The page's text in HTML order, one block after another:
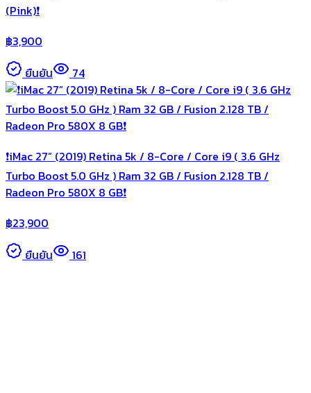
(Pink)❗️
฿3,900
ยืนยัน
74
❗️iMac 27” (2019) Retina 5k / 8-Core / Core i9 ( 3.6 GHz
Turbo Boost 5.0 GHz ) Ram 32 GB / Fusion 2.128 TB /
Radeon Pro 580X 8 GB❗️
฿23,900
ยืนยัน
161